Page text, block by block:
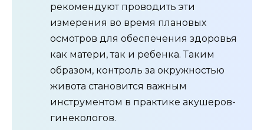
рекомендуют проводить эти
измерения во время плановых
осмотров для обеспечения здоровья
как матери, так и ребенка. Таким
образом, контроль за окружностью
живота становится важным
инструментом в практике акушеров-
гинекологов.